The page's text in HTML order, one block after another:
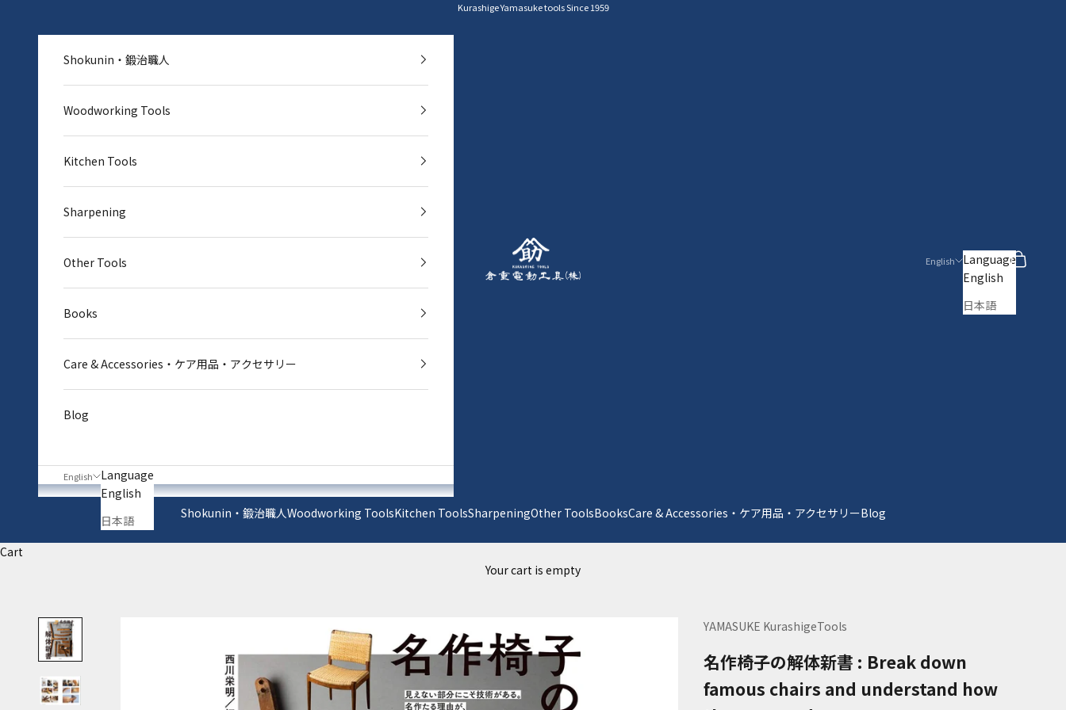
Kurashige Yamasuke tools Since 1959
YAMASUKE KurashigeTools
Shokunin・鍛治職人Woodworking ToolsKitchen ToolsSharpeningOther ToolsBooksCare & Accessories・ケア用品・アクセサリーBlog
English
Language
English
日本語
Search
Cart
Shokunin・鍛治職人
Woodworking Tools
Kitchen Tools
Sharpening
Other Tools
Books
Care & Accessories・ケア用品・アクセサリー
Blog
English
Language
English
日本語
Cart
Your cart is empty
YAMASUKE KurashigeTools
名作椅子の解体新書 : Break down
famous chairs and understand how